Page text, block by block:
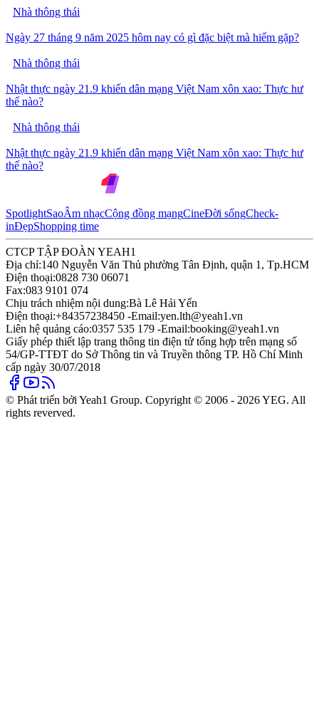
Nhà thông thái
Ngày 27 tháng 9 năm 2025 hôm nay có gì đặc biệt mà hiếm gặp?
Nhà thông thái
Nhật thực ngày 21.9 khiến dân mạng Việt Nam xôn xao: Thực hư
thế nào?
Nhà thông thái
Nhật thực ngày 21.9 khiến dân mạng Việt Nam xôn xao: Thực hư
thế nào?
SpotlightSaoÂm nhạcCộng đồng mạngCineĐời sốngCheck-
inĐẹpShopping time
CTCP TẬP ĐOÀN YEAH1
Địa chỉ:140 Nguyễn Văn Thủ phường Tân Định, quận 1, Tp.HCM
Điện thoại:0828 730 06071
Fax:083 9101 074
Chịu trách nhiệm nội dung:Bà Lê Hải Yến
Điện thoại:+84357238450 -Email:yen.lth@yeah1.vn
Liên hệ quảng cáo:0357 535 179 -Email:booking@yeah1.vn
Giấy phép thiết lập trang thông tin điện tử tổng hợp trên mạng số
54/GP-TTĐT do Sở Thông tin và Truyền thông TP. Hồ Chí Minh
cấp ngày 30/07/2018
© Phát triển bởi Yeah1 Group. Copyright © 2006 - 2026 YEG. All
rights reverved.